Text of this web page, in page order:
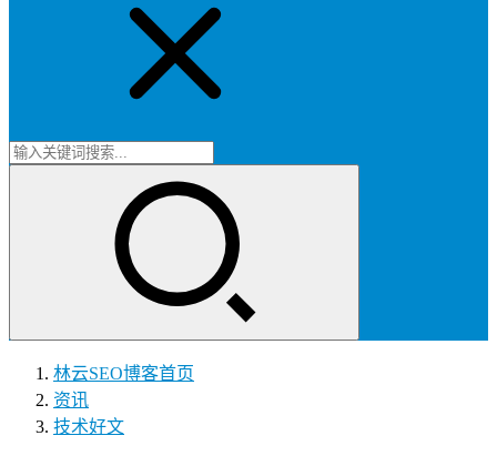
林云SEO博客首页
资讯
技术好文